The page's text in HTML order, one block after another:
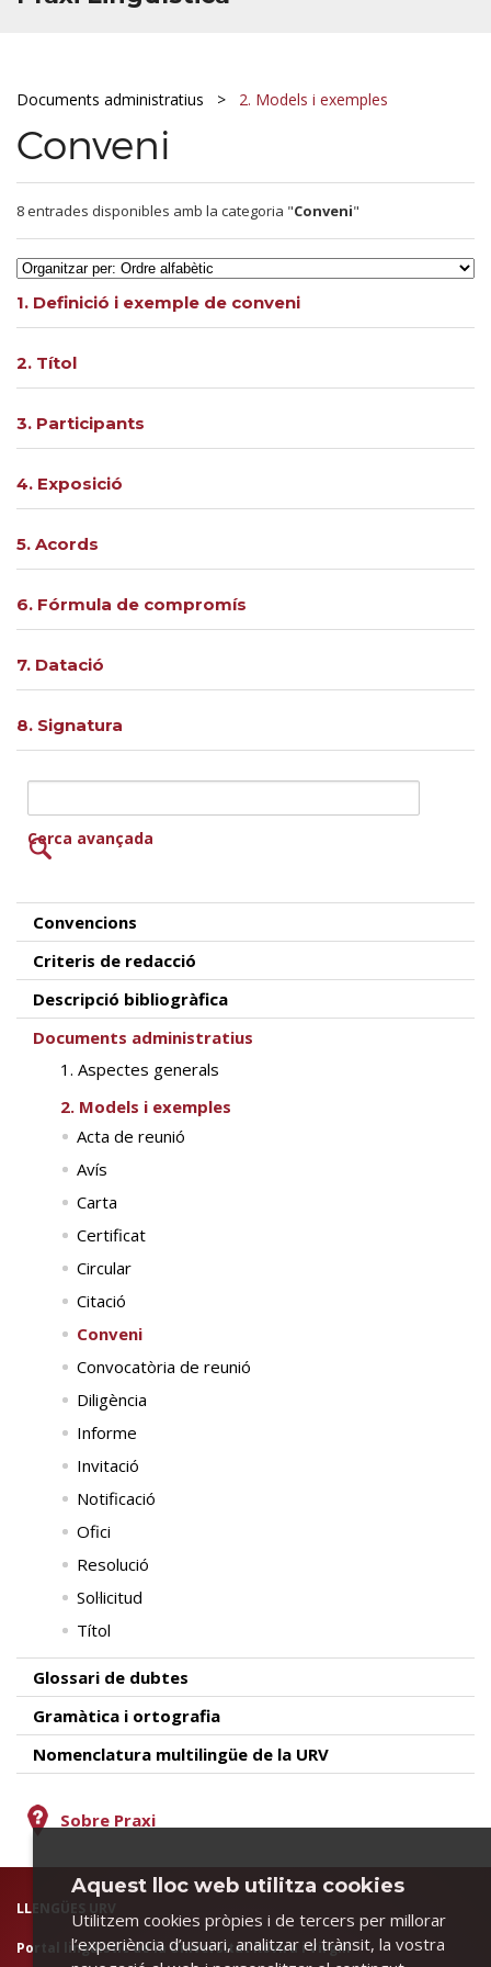
Documents administratius 2. Models i exemples
Conveni
8 entrades disponibles amb la categoria "Conveni"
1. Definició i exemple de conveni
2. Títol
3. Participants
4. Exposició
5. Acords
6. Fórmula de compromís
7. Datació
8. Signatura
Cerca avançada
Convencions
Criteris de redacció
Descripció bibliogràfica
Documents administratius
1. Aspectes generals
2. Models i exemples
Acta de reunió
Avís
Carta
Certificat
Circular
Citació
Conveni
Convocatòria de reunió
Diligència
Informe
Invitació
Notificació
Ofici
Resolució
Sol·licitud
Títol
Glossari de dubtes
Gramàtica i ortografia
Nomenclatura multilingüe de la URV
Sobre Praxi
LLENGÜES URV
Portal lingüístic de la Universitat Rovira i Virgili
Aquest lloc web utilitza cookies
Utilitzem cookies pròpies i de tercers per millorar
l’experiència d’usuari, analitzar el trànsit, la vostra